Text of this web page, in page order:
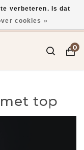
verzonden*
0
top
verbeteren. Is dat
cookies »